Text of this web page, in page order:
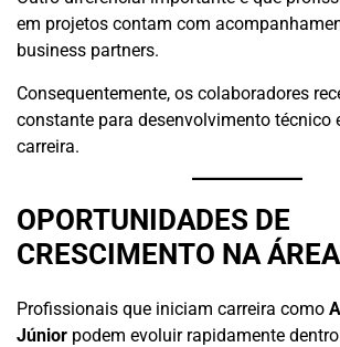
em projetos contam com
business partners.
Consequentemente, os colaboradores
constante para desenvolvimento técnico
carreira.
OPORTUNIDADES DE
CRESCIMENTO NA
Profissionais que iniciam carreira como
Júnior podem evoluir rapidamente